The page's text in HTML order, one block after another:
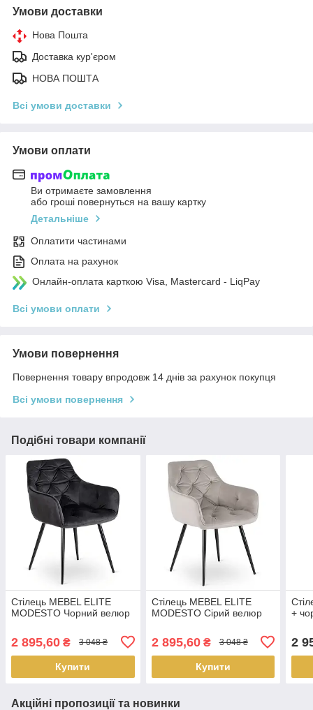
Умови доставки
Нова Пошта
Доставка кур'єром
НОВА ПОШТА
Всі умови доставки
Умови оплати
Ви отримаєте замовлення
або гроші повернуться на вашу картку
Детальніше
Оплатити частинами
Оплата на рахунок
Онлайн-оплата карткою Visa, Mastercard - LiqPay
Всі умови оплати
Умови повернення
Повернення товару впродовж 14 днів за рахунок покупця
Всі умови повернення
Подібні товари компанії
Стілець MEBEL ELITE
MODESTO Чорний велюр
2 895,60 ₴ 3 048 ₴
Купити
Стілець MEBEL ELITE
MODESTO Сірий велюр
2 895,60₴ 3 048 ₴
Купити
+
2
Акційні пропозиції та новинки